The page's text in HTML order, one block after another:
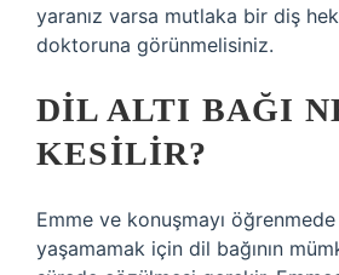
yaranız varsa mutlaka bir diş
doktoruna görünmelisiniz.
DIL ALTI BAĞI
KESILIR?
Emme ve konuşmayı
yaşamamak için dil bağının